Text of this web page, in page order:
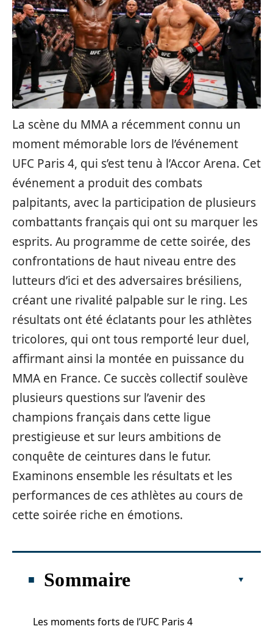
La scène du MMA a récemment connu un
moment mémorable lors de l’événement
UFC Paris 4, qui s’est tenu à l’Accor Arena. Cet
événement a produit des combats
palpitants, avec la participation de plusieurs
combattants français qui ont su marquer les
esprits. Au programme de cette soirée, des
confrontations de haut niveau entre des
lutteurs d’ici et des adversaires brésiliens,
créant une rivalité palpable sur le ring. Les
résultats ont été éclatants pour les athlètes
tricolores, qui ont tous remporté leur duel,
affirmant ainsi la montée en puissance du
MMA en France. Ce succès collectif soulève
plusieurs questions sur l’avenir des
champions français dans cette ligue
prestigieuse et sur leurs ambitions de
conquête de ceintures dans le futur.
Examinons ensemble les résultats et les
performances de ces athlètes au cours de
cette soirée riche en émotions.
Sommaire
Les moments forts de l’UFC Paris 4